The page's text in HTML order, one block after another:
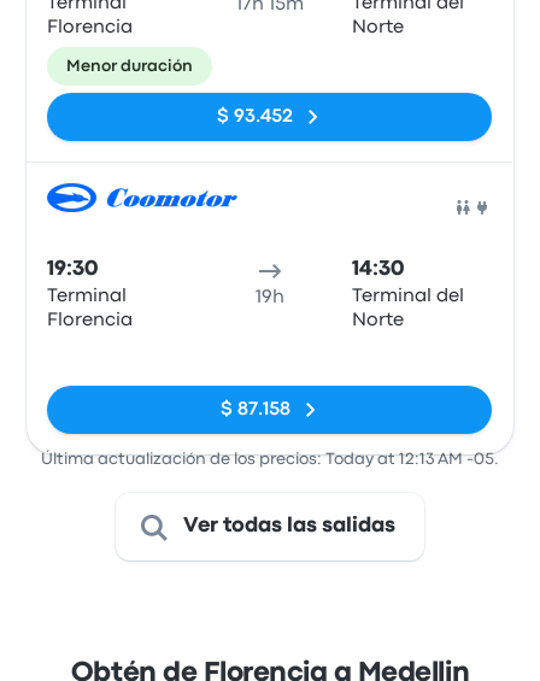
Terminal
Florencia
17h 15m
Terminal del
Norte
Menor duración
$ 93.452
19:30
Terminal
Florencia
19h
14:30
Terminal del
Norte
$ 87.158
Última actualización de los precios: Today at 12:13 AM -05.
Ver todas las salidas
Obtén de Florencia a Medellin